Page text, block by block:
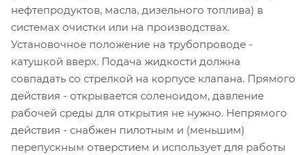
нефтепродуктов, масла, дизельного топлива) в
системах очистки или на производствах.
Установочное положение на трубопроводе -
катушкой вверх. Подача жидкости должна
совпадать со стрелкой на корпусе клапана. Прямого
действия - открывается соленоидом, давление
рабочей среды для открытия не нужно. Непрямого
действия - снабжен пилотным и (меньшим)
перепускным отверстием и использует для работы